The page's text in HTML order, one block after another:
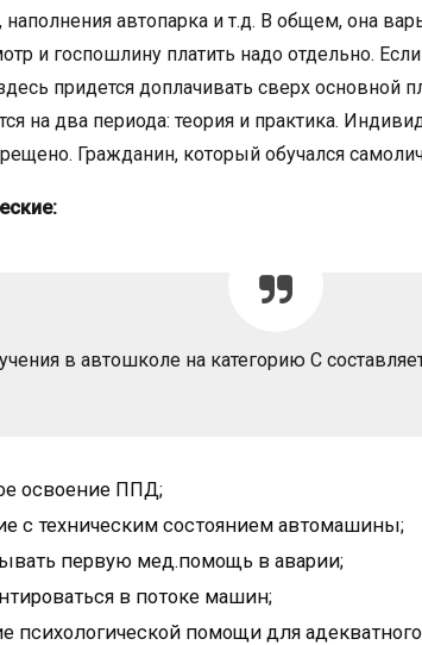
наполнения автопарка и т.д. В общем, она
и госпошлину платить надо отдельно.
придется доплачивать сверх основной
на два периода: теория и практика.
Гражданин, который обучался
в автошколе на категорию С
освоение ППД;
с техническим состоянием автомашины;
первую мед.помощь в аварии;
в потоке машин;
психологической помощи для